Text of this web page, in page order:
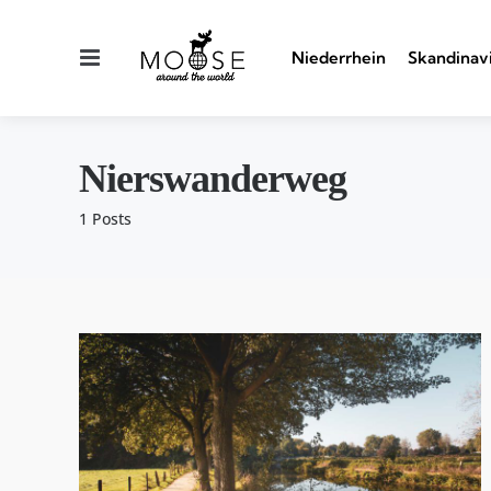
Menu Niederrhein
1 Posts
Nierswanderweg